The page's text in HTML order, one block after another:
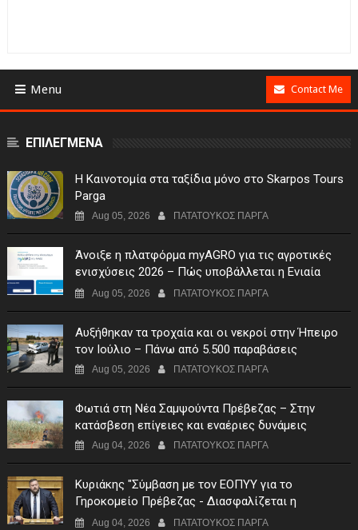
Menu Contact Me
ΕΠΙΛΕΓΜΕΝΑ
Η Καινοτομία στα ταξίδια μόνο στο Skarpos Tours
Parga
Aug 05, 2026 ΠΑΤΑΤΟΥΚΟΣ ΠΑΡΓΑ
Άνοιξε η πλατφόρμα myAGRO για τις αγροτικές
ενισχύσεις 2026 – Πώς υποβάλλεται η Ενιαία
Αίτηση Ενίσχυσης
Aug 05, 2026 ΠΑΤΑΤΟΥΚΟΣ ΠΑΡΓΑ
Αυξήθηκαν τα τροχαία και οι νεκροί στην Ήπειρο
τον Ιούλιο – Πάνω από 5.500 παραβάσεις
Aug 05, 2026 ΠΑΤΑΤΟΥΚΟΣ ΠΑΡΓΑ
Φωτιά στη Νέα Σαμψούντα Πρέβεζας – Στην
κατάσβεση επίγειες και εναέριες δυνάμεις
Aug 04, 2026 ΠΑΤΑΤΟΥΚΟΣ ΠΑΡΓΑ
Κυριάκης "Σύμβαση με τον ΕΟΠΥΥ για το
Γηροκομείο Πρέβεζας - Διασφαλίζεται η
χρηματοδότηση της λειτουργίας του"
Aug 04, 2026 ΠΑΤΑΤΟΥΚΟΣ ΠΑΡΓΑ